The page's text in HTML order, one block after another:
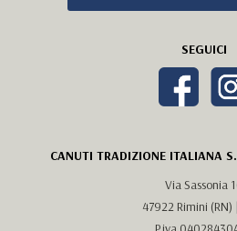
SEGUICI
CANUTI TRADIZIONE ITALIANA
Via Sassonia
47922 Rimini